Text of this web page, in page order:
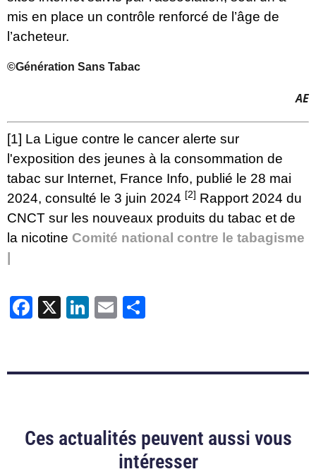
mis en place un contrôle renforcé de l’âge de
l’acheteur.
©Génération Sans Tabac
AE
[1] La Ligue contre le cancer alerte sur
l'exposition des jeunes à la consommation de
tabac sur Internet, France Info, publié le 28 mai
2024, consulté le 3 juin 2024 [2] Rapport 2024 du
CNCT sur les nouveaux produits du tabac et de
la nicotine Comité national contre le tabagisme
Facebook
X LinkedIn
Email
Ces actualités peuvent aussi vous
intéresser